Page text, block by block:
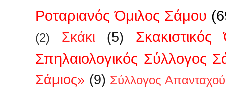
Ροταριανός Όμιλος Σάμου
(2) Σκάκι (5)
Σπηλαιολογικός Σύλλογος
Σάμιος» (9) Σύλλογος